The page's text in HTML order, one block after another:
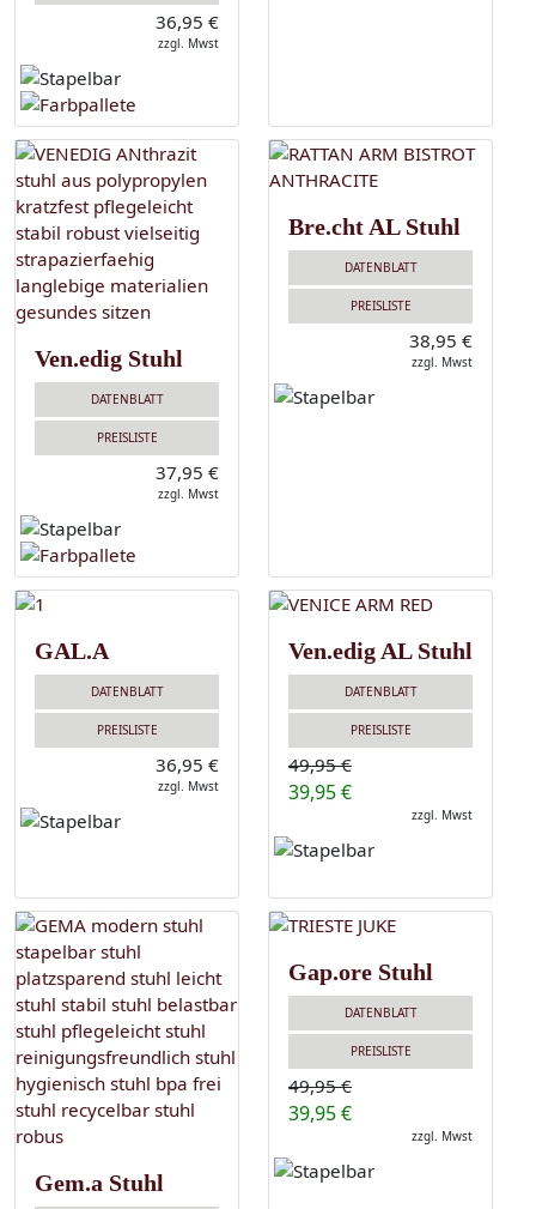
36,95 €
zzgl. Mwst
Ven.edig Stuhl
DATENBLATT
PREISLISTE
37,95 €
zzgl. Mwst
Bre.cht AL Stuhl
DATENBLATT
PREISLISTE
38,95 €
zzgl. Mwst
GAL.A
DATENBLATT
PREISLISTE
36,95 €
zzgl. Mwst
Ven.edig AL Stuhl
DATENBLATT
PREISLISTE
49,95 €
39,95 €
zzgl. Mwst
Gem.a Stuhl
Gap.ore Stuhl
DATENBLATT
PREISLISTE
49,95 €
39,95 €
zzgl. Mwst